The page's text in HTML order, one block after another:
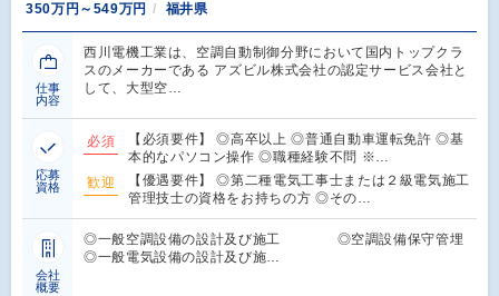
350万円～549万円
福井県
仕事
内容
西川電機工業は、空調自動制御分野において国内トップクラ
スのメーカーである アズビル株式会社の認定サービス会社と
して、大型空…
応募
資格
必須
【必須要件】 ◎高卒以上 ◎普通自動車運転免許 ◎基
本的なパソコン操作 ◎職種経験不問 ※…
歓迎
【優遇要件】 ◎第二種電気工事士または２級電気施工
管理技士の資格をお持ちの方 ◎その…
会社
概要
◎一般空調設備の設計及び施工 ◎空調設備保守管埋
◎一般電気設備の設計及び施…